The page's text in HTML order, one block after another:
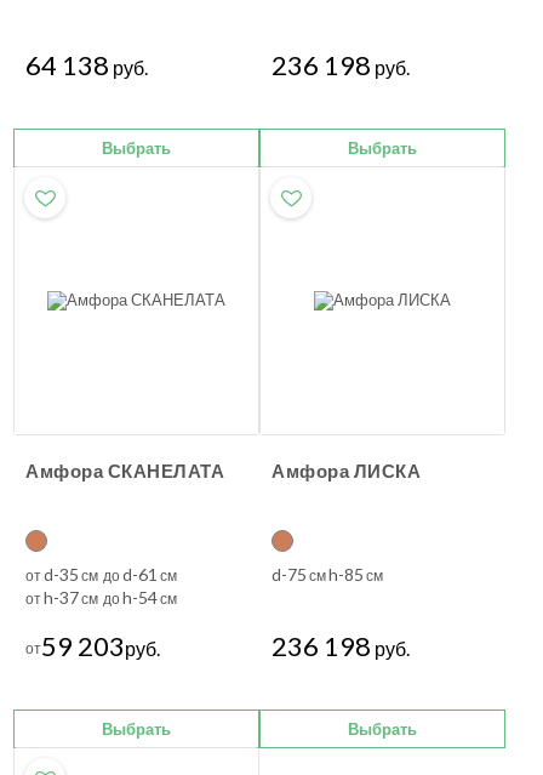
64 138 руб.
Выбрать
236 198 руб.
Выбрать
Амфора СКАНЕЛАТА
отd-35 см доd-61 см
отh-37см доh-54см
от59 203руб.
Выбрать
Амфора ЛИСКА
d-75 смh-85 см
236 198 руб.
Выбрать